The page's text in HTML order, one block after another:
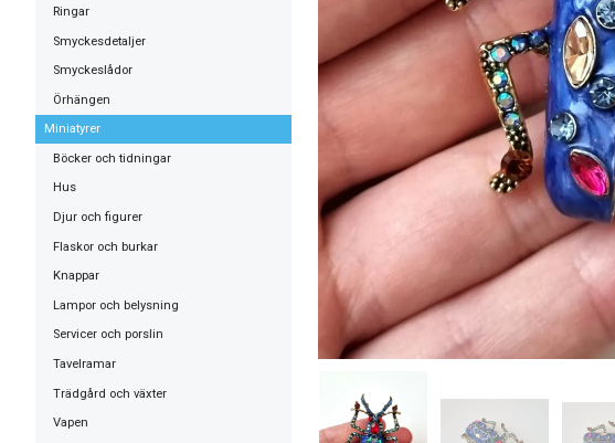
Ringar
Smyckesdetaljer
Smyckeslådor
Örhängen
Miniatyrer
Böcker och tidningar
Hus
Djur och figurer
Flaskor och burkar
Knappar
Lampor och belysning
Servicer och porslin
Tavelramar
Trädgård och växter
Vapen